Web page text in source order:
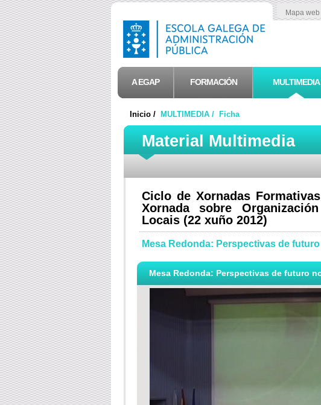
Mapa web
A EGAP FORMACIÓN MULTIMEDIA
Inicio / MULTIMEDIA / Ficha
Material Multimedia
Ciclo de Xornadas
Xornada sobre
Locais (22 xuño 2012)
Mesa Redonda: Perspectivas de
Mesa Redonda: Perspectivas de futuro